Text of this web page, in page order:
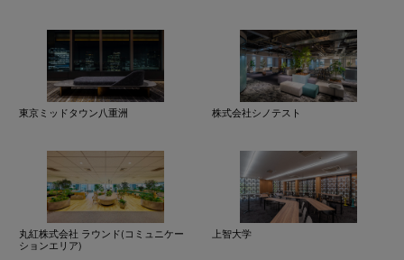
東京ミッドタウン八重洲 株式会社シノテスト
丸紅株式会社 ラウンド(コミュニケー
ションエリア)
上智大学